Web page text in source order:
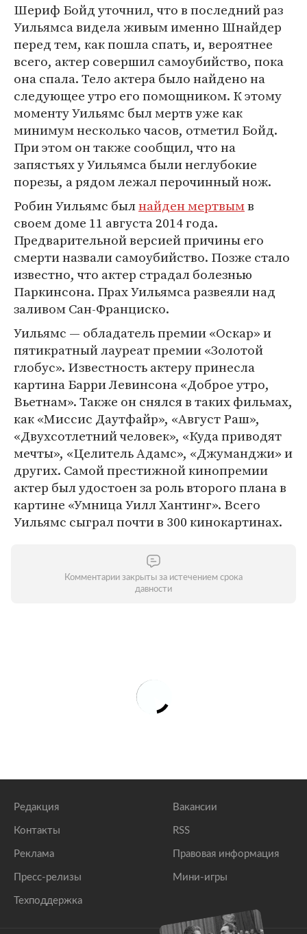
Шериф Бойд уточнил, что в последний раз
Уильямса видела живым именно Шнайдер
перед тем, как пошла спать, и, вероятнее
всего, актер совершил самоубийство, пока
она спала. Тело актера было найдено на
следующее утро его помощником. К этому
моменту Уильямс был мертв уже как
минимум несколько часов, отметил Бойд.
При этом он также сообщил, что на
запястьях у Уильямса были неглубокие
порезы, а рядом лежал перочинный нож.
Робин Уильямс былнайден мертвымв
своем доме 11 августа 2014 года.
Предварительной версией причины его
смерти назвали самоубийство. Позже стало
известно, что актер страдал болезнью
Паркинсона. Прах Уильямса развеяли над
заливом Сан-Франциско.
Уильямс — обладатель премии «Оскар» и
пятикратный лауреат премии «Золотой
глобус». Известность актеру принесла
картина Барри Левинсона «Доброе утро,
Вьетнам». Также он снялся в таких фильмах,
как «Миссис Даутфайр», «Август Раш»,
«Двухсотлетний человек», «Куда приводят
мечты», «Целитель Адамс», «Джуманджи» и
других. Самой престижной кинопремии
актер был удостоен за роль второго плана в
картине «Умница Уилл Хантинг». Всего
Уильямс сыграл почти в 300 кинокартинах.
Комментарии закрыты за истечением срока
давности
Редакция
Контакты
Реклама
Пресс-релизы
Техподдержка
Вакансии
RSS
Правовая информация
Мини-игры